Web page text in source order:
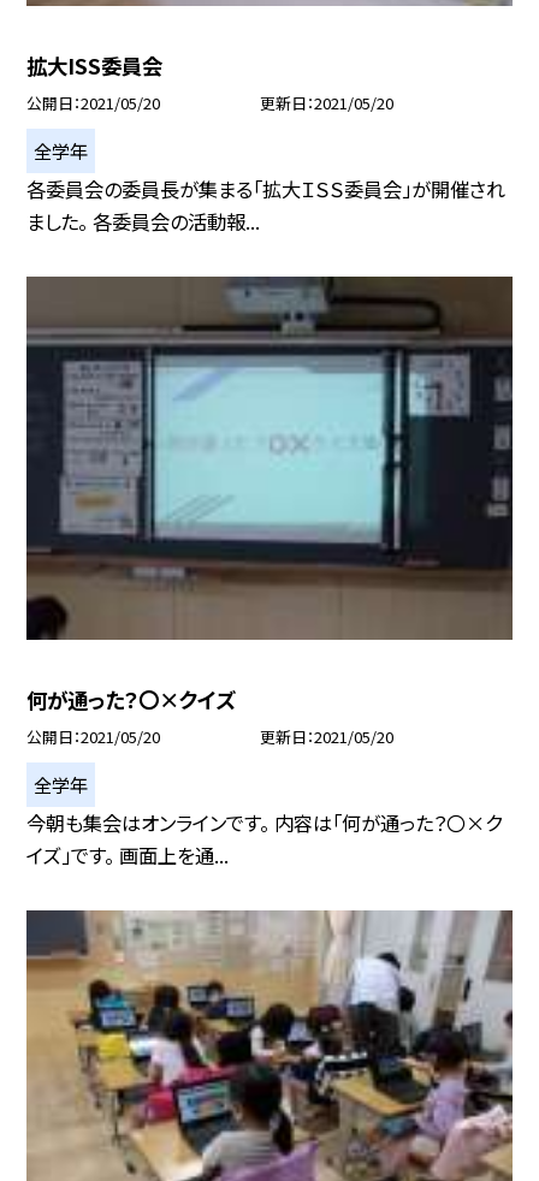
拡大ISS委員会
公開日 2021/05/20 更新日 2021/05/20
全学年
各委員会の委員長が集まる「拡大ＩＳＳ委員会」が開催され
ました。 各委員会の活動報...
何が通った？〇×クイズ
公開日 2021/05/20 更新日 2021/05/20
全学年
今朝も集会はオンラインです。 内容は「何が通った？〇×ク
イズ」です。 画面上を通...